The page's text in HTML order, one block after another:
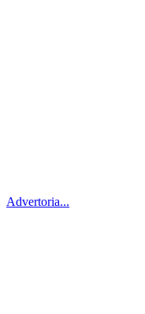
Advertoria...